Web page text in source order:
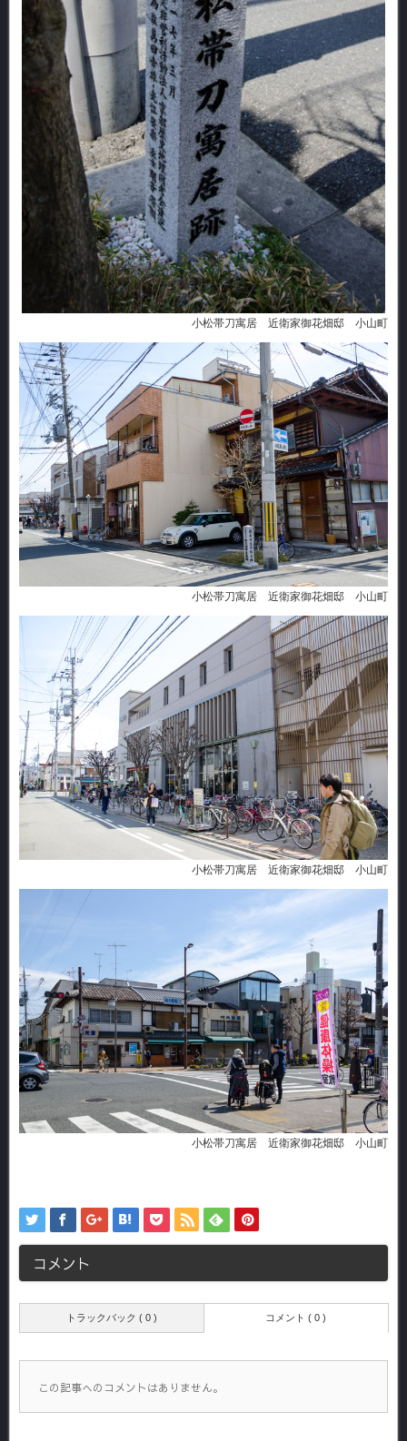
小松帯刀寓居 近衛家御花畑邸 小山町
小松帯刀寓居 近衛家御花畑邸 小山町
小松帯刀寓居 近衛家御花畑邸 小山町
小松帯刀寓居 近衛家御花畑邸 小山町
コメント
トラックバック ( 0 ) コメント ( 0 )
この記事へのコメントはありません。